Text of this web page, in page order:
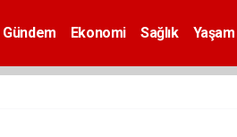
Gündem Ekonomi Sağlık Yaşam